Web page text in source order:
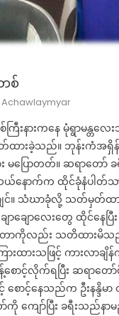
စ်
Author
Achawlaymyar
စ်ကြီးနားကနေ မုံရွာမန္တလ
ားခဲ့သည်။ ဘုန်းကံအရှိန်
ပြောတတ်။ ဆရာတော် ခ
နောက်က ထိုင်ခုံနံပါတ်သ
ျင်။ သံဃာခုံလို့ သတ်မှတ်ထ
ာချောလေးတွေ ထိုင်နေ
တာကိုလည်း သတိထားမိသ
းထားသဖြင့် ကားလာချိ
ောင့်လိုက်ရပြီး ဆရာတေ
ာင့်နေသည်က ဦးနန္ဒိမာ တ
ကျော်ပြီး ခရီးသည်နာ